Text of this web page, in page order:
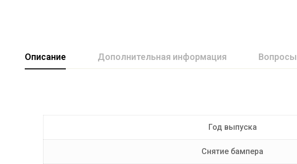
Описание Дополнительная информация Вопросы
Год выпуска
Снятие бампера
Производитель